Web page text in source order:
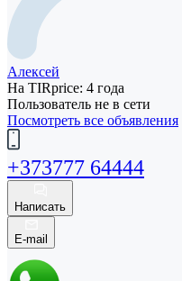
Алексей
На TIRprice: 4 года
Пользователь не в сети
Посмотреть все объявления
+373777 64444
Написать
E-mail